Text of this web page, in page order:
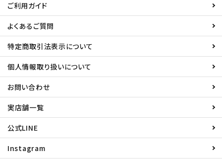
ご利用ガイド
よくあるご質問
特定商取引法表示について
個人情報取り扱いについて
お問い合わせ
実店舗一覧
公式LINE
Instagram